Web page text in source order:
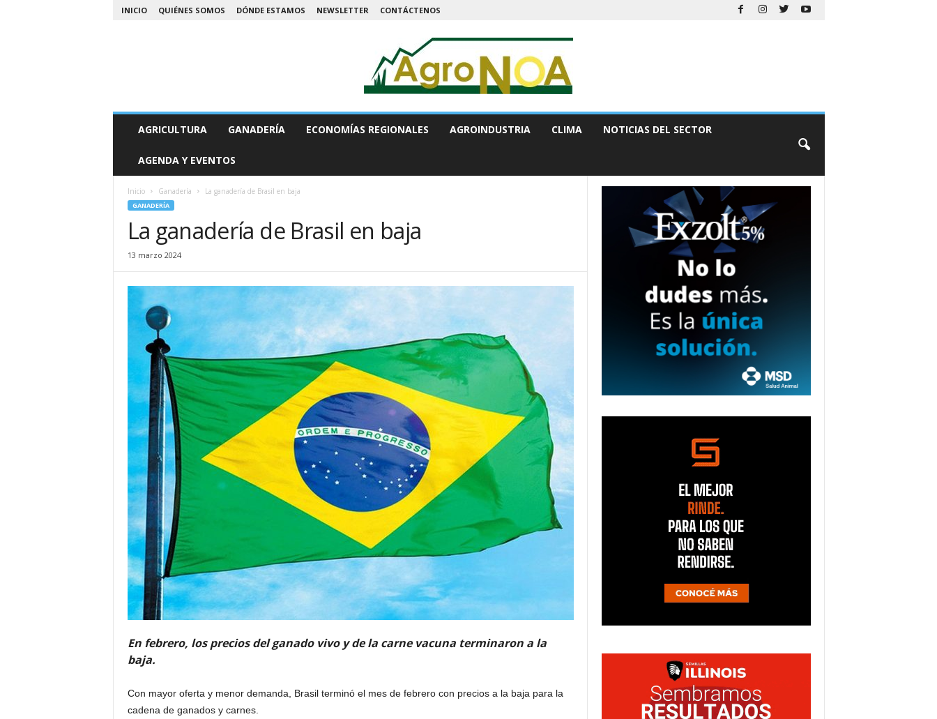
INICIO QUIÉNES SOMOS DÓNDE ESTAMOS NEWSLETTER CONTÁCTENOS
N
AGRICULTURA GANADERÍA ECONOMÍAS REGIONALES AGROINDUSTRIA CLIMA NOTICIAS DEL SECTOR
AGENDA Y EVENTOS
Inicio Ganadería La ganadería de Brasil en baja
GANADERÍA
La ganadería de Brasil en baja
13 marzo 2024
En febrero, los precios del ganado vivo y de la carne vacuna terminaron a la
baja.
Con mayor oferta y menor demanda, Brasil terminó el mes de febrero con precios a la baja para la
cadena de ganados y carnes.